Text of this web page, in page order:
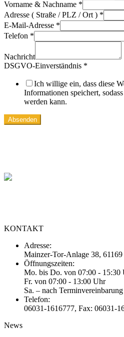
Vorname & Nachname *
Adresse ( Straße / PLZ / Ort ) *
E-Mail-Adresse *
Telefon *
Nachricht
DSGVO-Einverständnis *
Ich willige ein, dass diese
Informationen speichert,
werden kann.
Absenden
KONTAKT
Adresse:
Mainzer-Tor-Anlage 38,
Öffnungszeiten:
Mo. bis Do. von 07:00 - 15:30
Fr. von 07:00 - 13:00 Uhr
Sa. – nach Terminvereinbarung
Telefon:
06031-1616777, Fax: 06031-
News